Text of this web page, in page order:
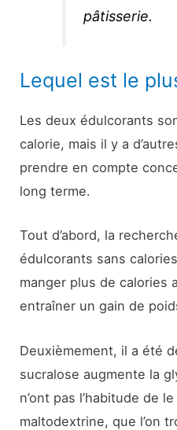
pâtisserie.
Lequel est le
Les deux édulcorants
calorie, mais il y a
prendre en compte
long terme.
Tout d’abord, la
édulcorants sans
manger plus de calories
entraîner un gain de
Deuxièmement, il a été
sucralose augmente la
n’ont pas l’habitude de
maltodextrine, que l’on